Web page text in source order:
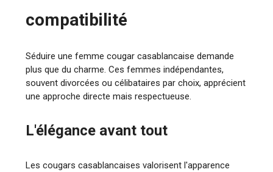
compatibilité
Séduire une femme cougar casablancaise demande
plus que du charme. Ces femmes indépendantes,
souvent divorcées ou célibataires par choix, apprécient
une approche directe mais respectueuse.
L'élégance avant tout
Les cougars casablancaises valorisent l'apparence